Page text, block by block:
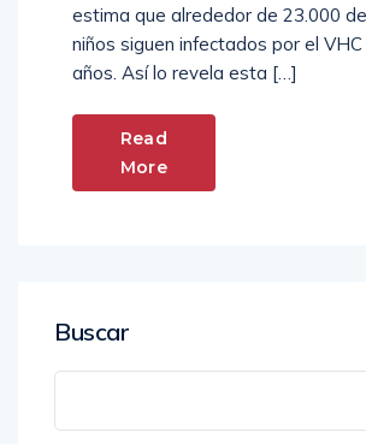
estima que alrededor de 23.000
niños siguen infectados por el VHC
años. Así lo revela esta […]
Read
More
Buscar